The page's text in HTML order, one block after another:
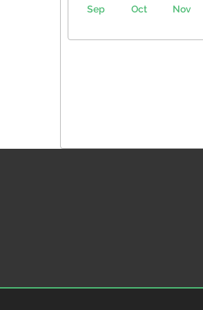
Sep Oct Nov